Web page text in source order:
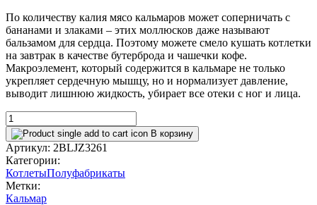
По количеству калия мясо кальмаров может соперничать с
бананами и злаками – этих моллюсков даже называют
бальзамом для сердца. Поэтому можете смело кушать котлетки
на завтрак в качестве бутерброда и чашечки кофе.
Макроэлемент, который содержится в кальмаре не только
укрепляет сердечную мышцу, но и нормализует давление,
выводит лишнюю жидкость, убирает все отеки с ног и лица.
Котлеты
из
кальмара
в
панировке
количество
В корзину
Артикул: 2BLJZ3261
Категории:
КотлетыПолуфабрикаты
Метки:
Кальмар